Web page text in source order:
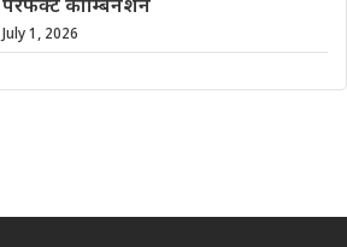
परफेक्ट कॉम्बिनेशन
July 1, 2026